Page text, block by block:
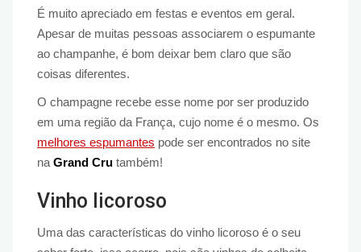
É muito apreciado em festas e eventos em geral.
Apesar de muitas pessoas associarem o espumante
ao champanhe, é bom deixar bem claro que são
coisas diferentes.
O champagne recebe esse nome por ser produzido
em uma região da França, cujo nome é o mesmo. Os
melhores espumantes pode ser encontrados no site
na Grand Cru também!
Vinho licoroso
Uma das características do vinho licoroso é o seu